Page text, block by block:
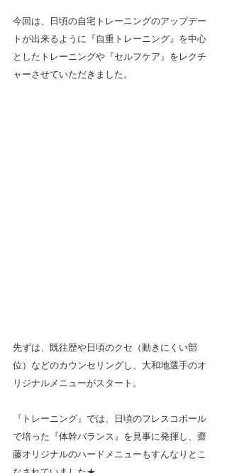
今回は、日頃の自宅トレーニングのアップデー
トが出来るように『自重トレーニング』を中心
としたトレーニングや『セルフケア』をレクチ
ャーさせていただきました。
先ずは、既往歴や日頃のクセ（動きにくい部
位）などのカウンセリングし、大和地選手のオ
リジナルメニューがスタート。
『トレーニング』では、日頃のフレスコボール
で培った『体幹バランス』を見事に発揮し、齋
藤オリジナルのハードメニューもすんなりとこ